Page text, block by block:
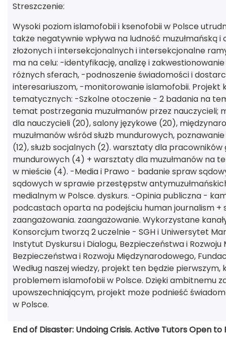
Streszczenie:
Wysoki poziom islamofobii i ksenofobii w Polsce
także negatywnie wpływa na ludność muzułmańską
złożonych i intersekcjonalnych i intersekcjonalne
ma na celu: -identyfikację, analizę i
różnych sferach, -podnoszenie świadomości i
interesariuszom, -monitorowanie islamofobii.
tematycznych: -Szkolne otoczenie - 2 badania na
temat postrzegania muzułmanów przez nauczycieli;
dla nauczycieli (20), salony językowe (20),
muzułmanów wśród służb mundurowych,
(12), służb socjalnych (2). warsztaty dla pracowników
mundurowych (4) + warsztaty dla muzułmanów na
w mieście (4). -Media i Prawo - badanie spraw
sądowych w sprawie przestępstw
medialnym w Polsce. dyskurs. -Opinia publiczna -
podcastach oparta na podejściu human journalism
zaangażowania. zaangażowanie. Wykorzystane
Konsorcjum tworzą 2 uczelnie - SGH i Uniwersytet
Instytut Dyskursu i Dialogu, Bezpieczeństwa i
Bezpieczeństwa i Rozwoju Międzynarodowego,
Według naszej wiedzy, projekt ten będzie
problemem islamofobii w Polsce. Dzięki ambitnemu
upowszechniającym, projekt może podnieść
w Polsce.
End of Disaster: Undoing Crisis. Active Tutors Open